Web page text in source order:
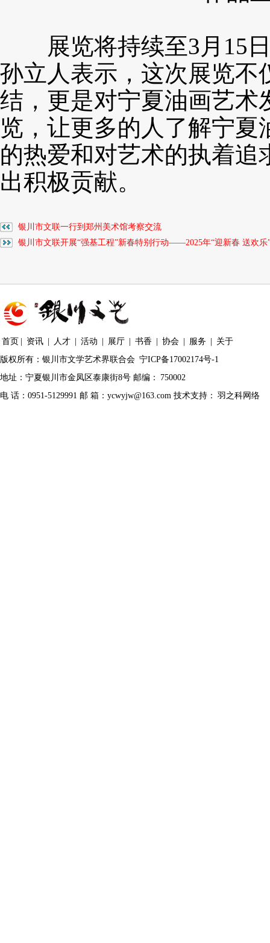
展览将持续至3月15日
孙立人表示，这次展览不
结，更是对宁夏油画艺术
览，让更多的人了解宁
的热爱和对艺术的执着
出积极贡献。
银川市文联一行到郑州美术馆考察交流
银川市文联开展“强基工程”新春特别行动——2025年“迎新春 送欢
首页 资讯 人才 活动 展厅 书香 协会 服务
关于
版权所有：银川市文学艺术界联合会 宁ICP备17002174号-1
地址：宁夏银川市金凤区泰康街8号 邮编：
750002
电 话：0951-5129991 邮 箱：ycwyjw@163.com 技术支持： 羽之科网络